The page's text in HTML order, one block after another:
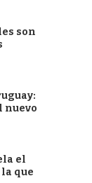
son
nuevo
el
que